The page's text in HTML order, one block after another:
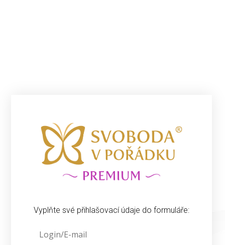
Vyplňte své přihlašovací údaje do formuláře: